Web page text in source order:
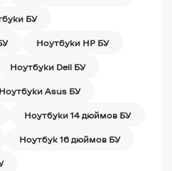
БУ
Ноутбуки HP БУ
Ноутбуки Dell БУ
Ноутбуки Asus БУ
Ноутбуки 14 дюймов БУ
Ноутбук 16 дюймов БУ